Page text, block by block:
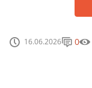
16.06.2026 0